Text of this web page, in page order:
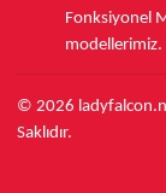
Fonksiyonel
modellerimiz.
© 2026
Saklıdır.